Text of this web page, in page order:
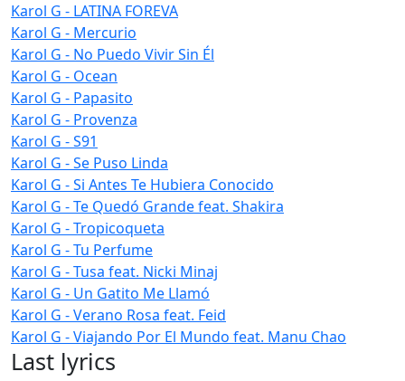
Karol G - LATINA FOREVA
Karol G - Mercurio
Karol G - No Puedo Vivir Sin Él
Karol G - Ocean
Karol G - Papasito
Karol G - Provenza
Karol G - S91
Karol G - Se Puso Linda
Karol G - Si Antes Te Hubiera Conocido
Karol G - Te Quedó Grande feat. Shakira
Karol G - Tropicoqueta
Karol G - Tu Perfume
Karol G - Tusa feat. Nicki Minaj
Karol G - Un Gatito Me Llamó
Karol G - Verano Rosa feat. Feid
Karol G - Viajando Por El Mundo feat. Manu Chao
Last lyrics